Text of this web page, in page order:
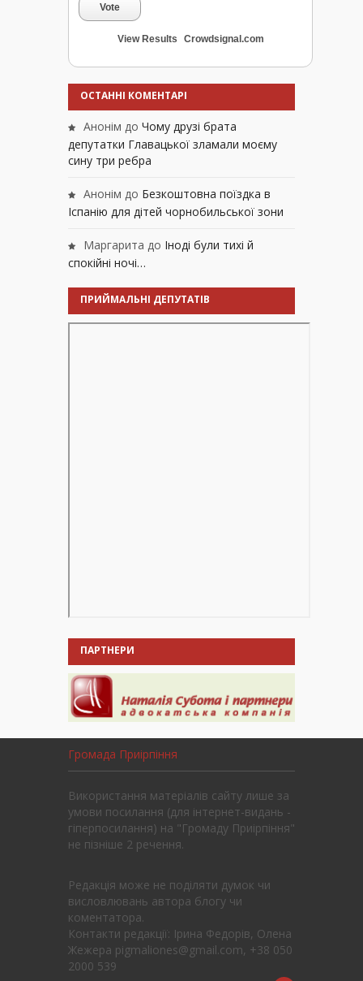
Vote
View Results Crowdsignal.com
ОСТАННІ КОМЕНТАРІ
Анонім до Чому друзі брата
депутатки Главацької зламали моєму
сину три ребра
Анонім до Безкоштовна поїздка в
Іспанію для дітей чорнобильської зони
Маргарита до Іноді були тихі й
спокійні ночі…
ПРИЙМАЛЬНІ ДЕПУТАТІВ
ПАРТНЕРИ
Громада Приірпіння
Використання матеріалів сайту лише за
умови посилання (для інтернет-видань -
гіперпосилання) на "Громаду Приірпіння"
не пізніше 2 речення.
Редакція може не поділяти думок чи
висловлювань автора блогу чи
коментатора.
Контакти редакції: Ірина Федорів, Олена
Жежера pigmaliones@gmail.com, +38 050
2000 539